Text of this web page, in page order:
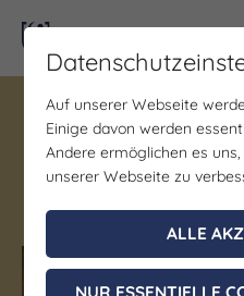
Auf unserer Webseite
Einige davon werden
Andere ermöglichen es
unserer Webseite zu
ALLE